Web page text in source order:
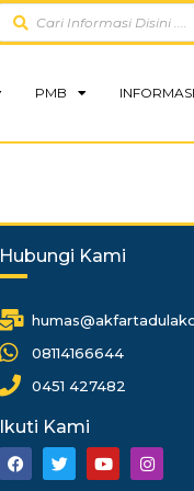
PMB INFORMASI
Hubungi Kami
08114166644
0451 427482
Ikuti Kami